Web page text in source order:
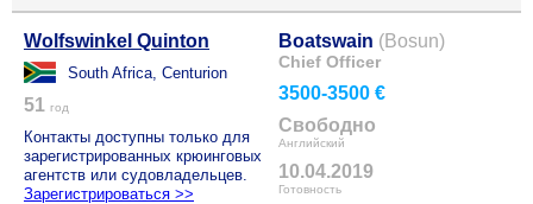
Wolfswinkel Quinton
South Africa, Centurion
51 год
Контакты доступны только для
зарегистрированных крюинговых
агентств или судовладельцев.
Зарегистрироваться >>
Boatswain (Bosun)
Chief Officer
3500-3500 €
Свободно
Английский
10.04.2019
Готовность